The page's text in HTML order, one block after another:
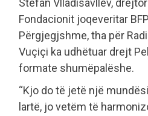
Stefan Vlladisavllev,
Fondacionit joqeveritar
Përgjegjshme, tha për
Vuçiçi ka udhëtuar drejt
formate shumëpalëshe.
“Kjo do të jetë një
lartë, jo vetëm të